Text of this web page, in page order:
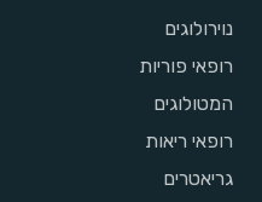
נוירולוגים
רופאי פוריות
המטולוגים
רופאי ריאות
גריאטרים